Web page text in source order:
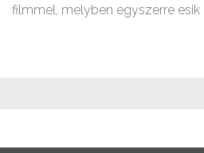
filmmel, melyben egyszerre esik